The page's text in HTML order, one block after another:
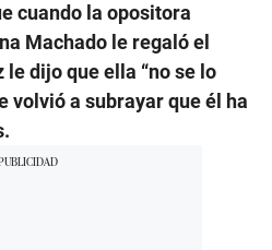
cuando la opositora
Machado le regaló el
dijo que ella “no se lo
volvió a subrayar que él ha